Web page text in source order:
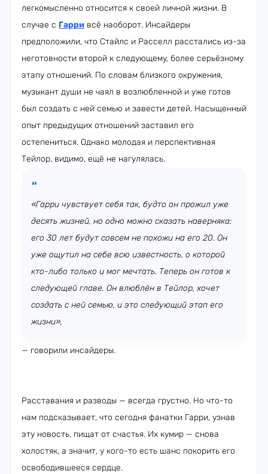
легкомысленно относится к своей личной жизни. В
случае с Гарри всё наоборот. Инсайдеры
предположили, что Стайлс и Расселл расстались из-за
неготовности второй к следующему, более серьёзному
этапу отношений. По словам близкого окружения,
музыкант души не чаял в возлюбленной и уже готов
был создать с ней семью и завести детей. Насыщенный
опыт предыдущих отношений заставил его
остепениться. Однако молодая и перспективная
Тейлор, видимо, ещё не нагулялась.
«Гарри чувствует себя так, будто он прожил уже
десять жизней, но одно можно сказать наверняка:
его 30 лет будут совсем не похожи на его 20. Он
уже ощутил на себе всю известность, о которой
кто-либо только и мог мечтать. Теперь он готов к
следующей главе. Он влюблён в Тейлор, хочет
создать с ней семью, и это следующий этап его
жизни»,
— говорили инсайдеры.
Расставания и разводы — всегда грустно. Но что-то
нам подсказывает, что сегодня фанатки Гарри, узнав
эту новость, пищат от счастья. Их кумир — снова
холостяк, а значит, у кого-то есть шанс покорить его
освободившееся сердце.